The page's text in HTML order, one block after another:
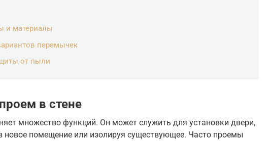
и материалы
перемычек
от пыли
в стене
множество функций. Он может служить для установки двери,
новое помещение или изолируя существующее. Часто проемы